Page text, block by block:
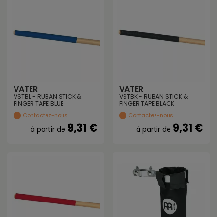
VATER
VSTBL - RUBAN STICK &
FINGER TAPE BLUE
Contactez-nous
à partir de 9,31 €
VATER
VSTBK - RUBAN STICK &
FINGER TAPE BLACK
Contactez-nous
à partir de 9,31 €